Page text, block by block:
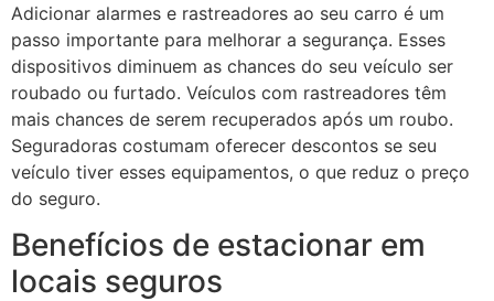
Adicionar alarmes e rastreadores ao seu carro é um
passo importante para melhorar a segurança. Esses
dispositivos diminuem as chances do seu veículo ser
roubado ou furtado. Veículos com rastreadores têm
mais chances de serem recuperados após um roubo.
Seguradoras costumam oferecer descontos se seu
veículo tiver esses equipamentos, o que reduz o preço
do seguro.
Benefícios de estacionar em
locais seguros